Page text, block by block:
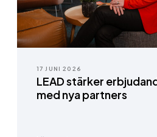
17 JUNI 2026
LEAD stärker
med nya partners